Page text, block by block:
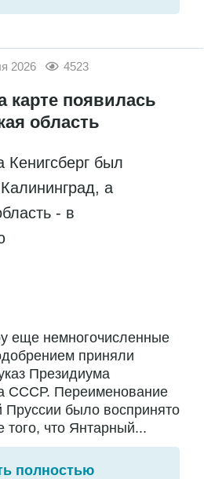
2026 4523
карте появилась
область
Кенигсберг был
а
- в
еще немногочисленные
приняли
Президиума
СССР. Переименование
было воспринято
того, что Янтарный...
полностью